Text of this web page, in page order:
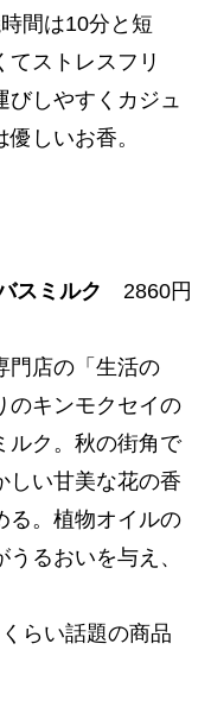
間は10分と短
てストレスフリ
びしやすくカジュ
しいお香。
スミルク 2860円
門店の「生活の
のキンモクセイの
ルク。秋の街角で
しい甘美な花の香
る。植物オイルの
るおいを与え、
らい話題の商品